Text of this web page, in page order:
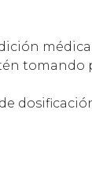
médica
tomando